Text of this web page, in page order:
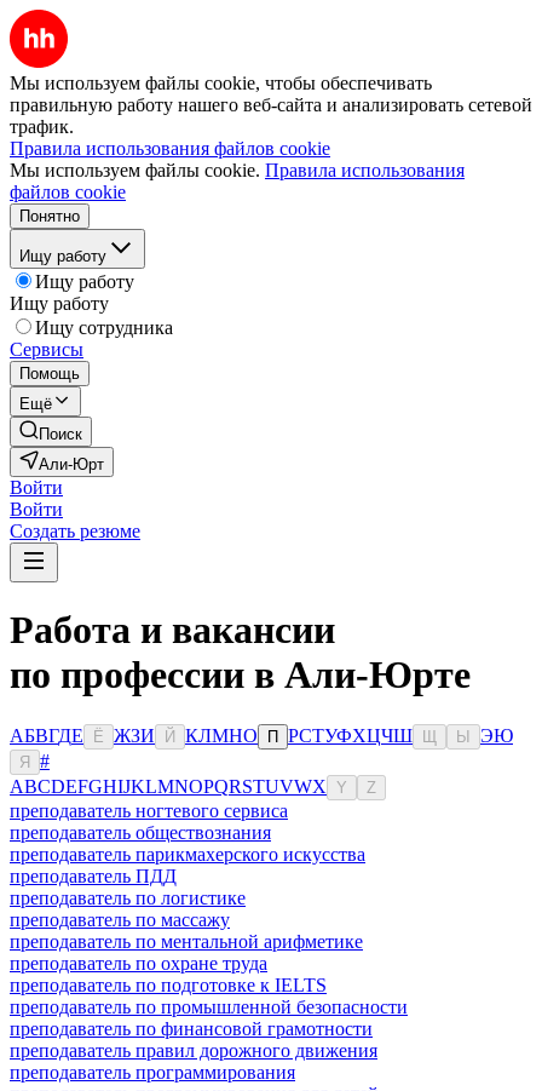
Мы используем файлы cookie, чтобы обеспечивать
правильную работу нашего веб-сайта и анализировать сетевой
трафик.
Правила использования файлов cookie
Мы используем файлы cookie. Правила использования
файлов cookie
Понятно
Ищу работу
Ищу работу
Ищу работу
Ищу сотрудника
Сервисы
Помощь
Ещё
Поиск
Али-Юрт
Войти
Войти
Создать резюме
Работа и вакансии
по профессии в Али-Юрте
АБВГДЕ Ё ЖЗИ Й КЛМНО П РСТУФХЦЧШ Ы ЭЮ
Я
#
ABCDEFGHIJKLMNOPQRSTUVWX Y Z
преподаватель ногтевого сервиса
преподаватель обществознания
преподаватель парикмахерского искусства
преподаватель ПДД
преподаватель по логистике
преподаватель по массажу
преподаватель по ментальной арифметике
преподаватель по охране труда
преподаватель по подготовке к IELTS
преподаватель по промышленной безопасности
преподаватель по финансовой грамотности
преподаватель правил дорожного движения
преподаватель программирования